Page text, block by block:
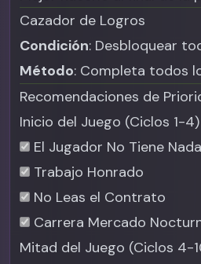
Cazador de Logros
Condición: Desbloquear
Método: Completa todos
Recomendaciones de
Inicio del Juego (Ciclos 1-4)
El Jugador No Tiene Nada
Trabajo Honrado
No Leas el Contrato
Carrera Mercado
Mitad del Juego (Ciclos 4-